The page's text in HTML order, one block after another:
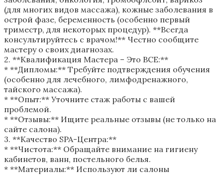
(для многих видов массажа), кожные заболевания в
острой фазе, беременность (особенно первый
триместр, для некоторых процедур). **Всегда
консультируйтесь с врачом!** Честно сообщите
мастеру о своих диагнозах.
2. **Квалификация Мастера – Это ВСЕ:**
* **Дипломы:** Требуйте подтверждения обучения
(особенно для лечебного, лимфодренажного,
тайского массажа).
* **Опыт:** Уточните стаж работы с вашей
проблемой.
* **Отзывы:** Ищите реальные отзывы (не только на
сайте салона).
3. **Качество SPA-Центра:**
* **Чистота:** Обращайте внимание на гигиену
кабинетов, ванн, постельного белья.
* **Материалы:** Используют ли салоны